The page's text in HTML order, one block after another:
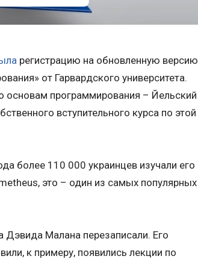
регистрацию на обновленную версию
от Гарвардского университета.
основам программирования – Йельский
вступительного курса по этой
более 110 000 украинцев изучали его
это – один из самых популярных
Дэвида Малана перезаписали. Его
к примеру, появились лекции по